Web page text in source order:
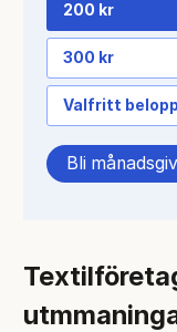
200 kr
300 kr
Valfritt belopp
Bli